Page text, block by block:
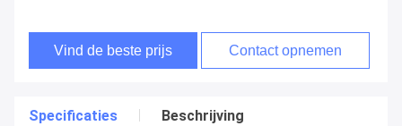
Vind de beste prijs Contact opnemen
Specificaties Beschrijving